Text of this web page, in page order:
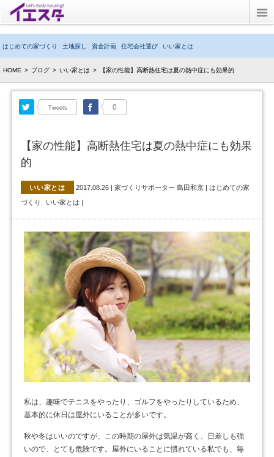
はじめての家づくり 土地探し 資金計画 住宅会社選び いい家とは
HOME > ブログ > いい家とは > 【家の性能】高断熱住宅は夏の熱中症にも効果的
Tweets
Twitter 0
Facebook
【家の性能】高断熱住宅は夏の熱中症にも効果
的
いい家とは 2017.08.26| 家づくりサポーター 島田和京| はじめての家
づくり
いい家とは |
私は、趣味でテニスをやったり、ゴルフをやったりしているため、
基本的に休日は屋外にいることが多いです。
秋や冬はいいのですが、この時期の屋外は気温が高く、日差しも強
いので、とても危険です。屋外にいることに慣れている私でも、毎
ブログ